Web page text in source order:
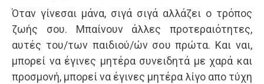
Όταν γίνεσαι μάνα, σιγά σιγά αλλάζει ο τρόπος
ζωής σου. Μπαίνουν άλλες προτεραιότητες,
αυτές του/των παιδιού/ών σου πρώτα. Και ναι,
μπορεί να έγινες μητέρα συνειδητά με χαρά και
προσμονή, μπορεί να έγινες μητέρα λίγο απο τύχη